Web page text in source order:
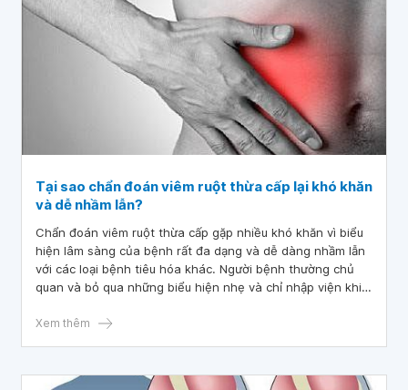
Tại sao chẩn đoán viêm ruột thừa cấp lại khó khăn
và dễ nhầm lẫn?
Chẩn đoán viêm ruột thừa cấp gặp nhiều khó khăn vì biểu
hiện lâm sàng của bệnh rất đa dạng và dễ dàng nhầm lẫn
với các loại bệnh tiêu hóa khác. Người bệnh thường chủ
quan và bỏ qua những biểu hiện nhẹ và chỉ nhập viện khi
nghi ngờ viêm ruột thừa cấp, hãy đến gặp bác sĩ ngay lập
Xem thêm